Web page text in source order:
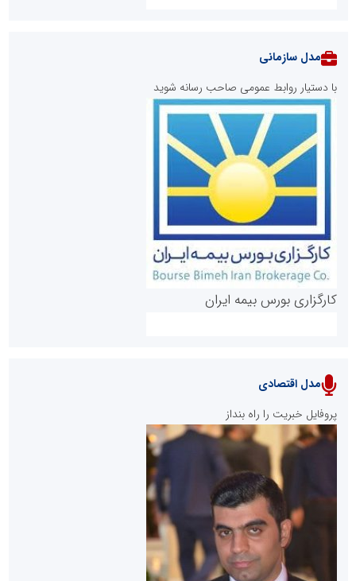
روابط عمومی خبرگزاری گزارش خبر
پایگاه خبری نهضت ملی مسکن
مدل سازمانی
با دستیار روابط عمومی صاحب رسانه شوید
کارگزاری بورس بیمه ایران
سازمان بورس و اوراق بهادار
مرجع اخبار موثق در بازارسرمایه
مدل اقتصادی
پروفایل خبریت را راه بنداز